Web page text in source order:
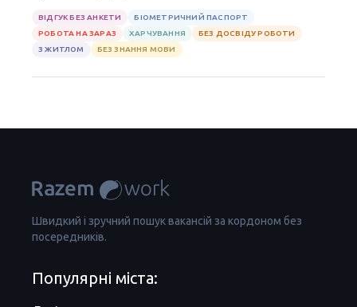
ВІДГУК БЕЗ АНКЕТИ
БІОМЕТРИЧНИЙ ПАСПОРТ
РОБОТА НА ЗАРАЗ
ХАРЧУВАННЯ
БЕЗ ДОСВІДУ РОБОТИ
З ЖИТЛОМ
БЕЗ ЗНАННЯ МОВИ
Швидкий і зручний пошук вакансій за кордоном без
посередників.
Популярні міста: